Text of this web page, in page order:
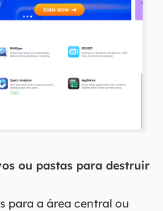
ou pastas para destruir
para a área central ou